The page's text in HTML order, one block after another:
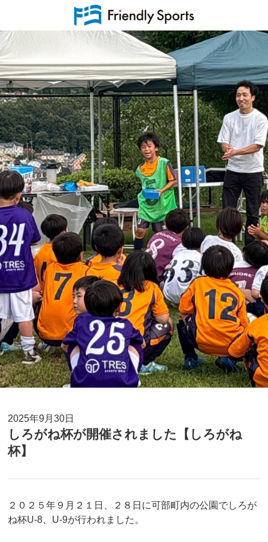
2025年9月30日
しろがね杯が開催されました【しろがね
杯】
２０２５年９月２１日、２８日に可部町内の公園でしろが
ね杯U-8、U-9が行われました。